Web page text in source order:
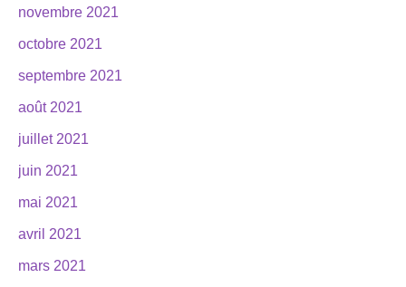
novembre 2021
octobre 2021
septembre 2021
août 2021
juillet 2021
juin 2021
mai 2021
avril 2021
mars 2021